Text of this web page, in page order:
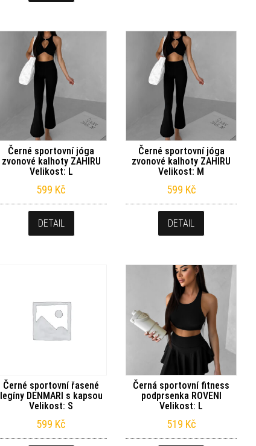
Černé sportovní jóga
zvonové kalhoty ZAHIRU
Velikost: L
599 Kč
DETAIL
Černé sportovní jóga
zvonové kalhoty ZAHIRU
Velikost: M
599 Kč
DETAIL
Černé sportovní řasené
legíny DENMARI s kapsou
Velikost: S
599 Kč
Černá sportovní fitness
podprsenka ROVENI
Velikost: L
519 Kč